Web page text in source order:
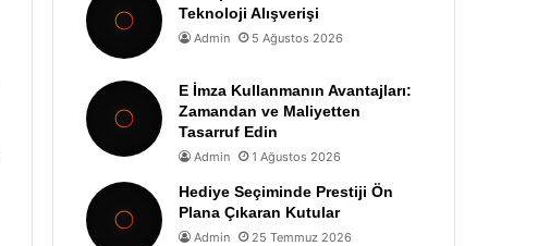
Teknoloji Alışverişi
Admin 5 Ağustos 2026
E İmza Kullanmanın Avantajları:
Zamandan ve Maliyetten
Tasarruf Edin
Admin 1 Ağustos 2026
Hediye Seçiminde Prestiji Ön
Plana Çıkaran Kutular
Admin 25 Temmuz 2026